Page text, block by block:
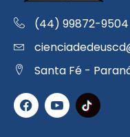
(44) 99872-9504
Santa Fé -